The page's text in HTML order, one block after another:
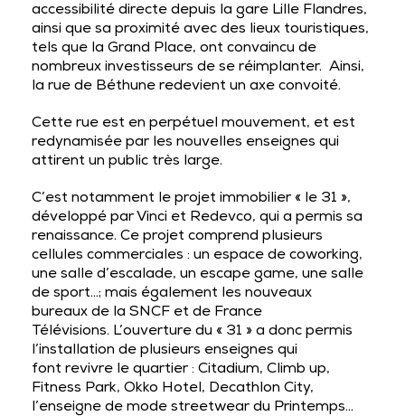
accessibilité directe depuis la gare Lille Flandres,
ainsi que sa proximité avec des lieux touristiques,
tels que la Grand Place, ont convaincu de
nombreux investisseurs de se réimplanter. Ainsi,
la rue de Béthune redevient un axe convoité.
Cette rue est en perpétuel mouvement, et est
redynamisée par les nouvelles enseignes qui
attirent un public très large.
C’est notamment le projet immobilier« le 31 »,
développé par Vinci et Redevco, qui a permis sa
renaissance. Ce projet comprend plusieurs
cellules commerciales : un espace de coworking,
une salle d’escalade, un escape game, une salle
de sport…; mais également les nouveaux
bureaux de la SNCF et de France
Télévisions. L’ouverture du « 31 » a donc permis
l’installation de plusieurs enseignes qui
font revivre le quartier: Citadium, Climb up,
Fitness Park, Okko Hotel, Decathlon City,
l’enseigne de mode streetwear du Printemps…